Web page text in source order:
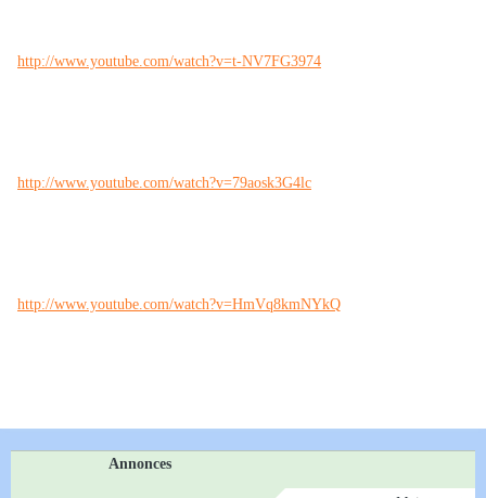
http://www.youtube.com/watch?v=t-NV7FG3974
http://www.youtube.com/watch?v=79aosk3G4lc
http://www.youtube.com/watch?v=HmVq8kmNYkQ
Annonces